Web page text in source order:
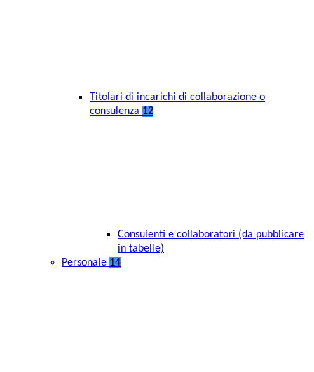
Titolari di incarichi di collaborazione o
consulenza 12
Consulenti e collaboratori (da pubblicare
in tabelle)
Personale 14